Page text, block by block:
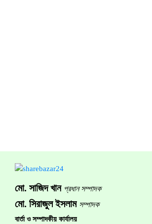
মো. সাজিদ খান প্রধান সম্পাদক
মো. সিরাজুল ইসলাম সম্পাদক
বার্তা ও সম্পাদকীয় কার্যালয়